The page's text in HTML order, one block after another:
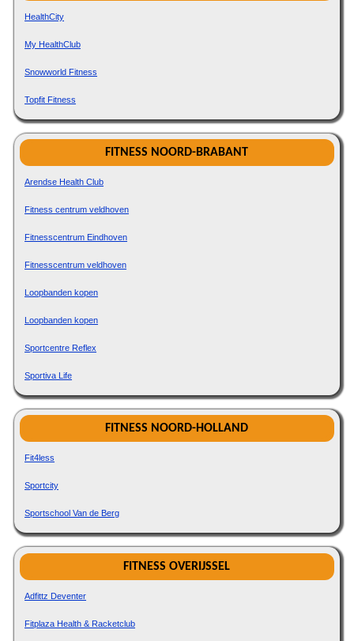
HealthCity
My HealthClub
Snowworld Fitness
Topfit Fitness
FITNESS NOORD-BRABANT
Arendse Health Club
Fitness centrum veldhoven
Fitnesscentrum Eindhoven
Fitnesscentrum veldhoven
Loopbanden kopen
Loopbanden kopen
Sportcentre Reflex
Sportiva Life
FITNESS NOORD-HOLLAND
Fit4less
Sportcity
Sportschool Van de Berg
FITNESS OVERIJSSEL
Adfittz Deventer
Fitplaza Health & Racketclub